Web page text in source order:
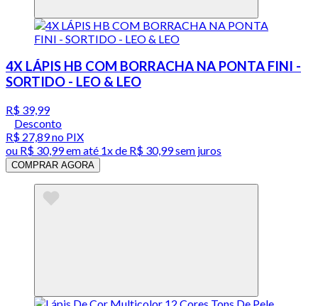
4X LÁPIS HB COM BORRACHA NA PONTA FINI -
SORTIDO - LEO & LEO
R$ 39,99
Desconto
R$ 27,89no PIX
ou R$ 30,99em até 1x de R$ 30,99sem juros
COMPRAR AGORA